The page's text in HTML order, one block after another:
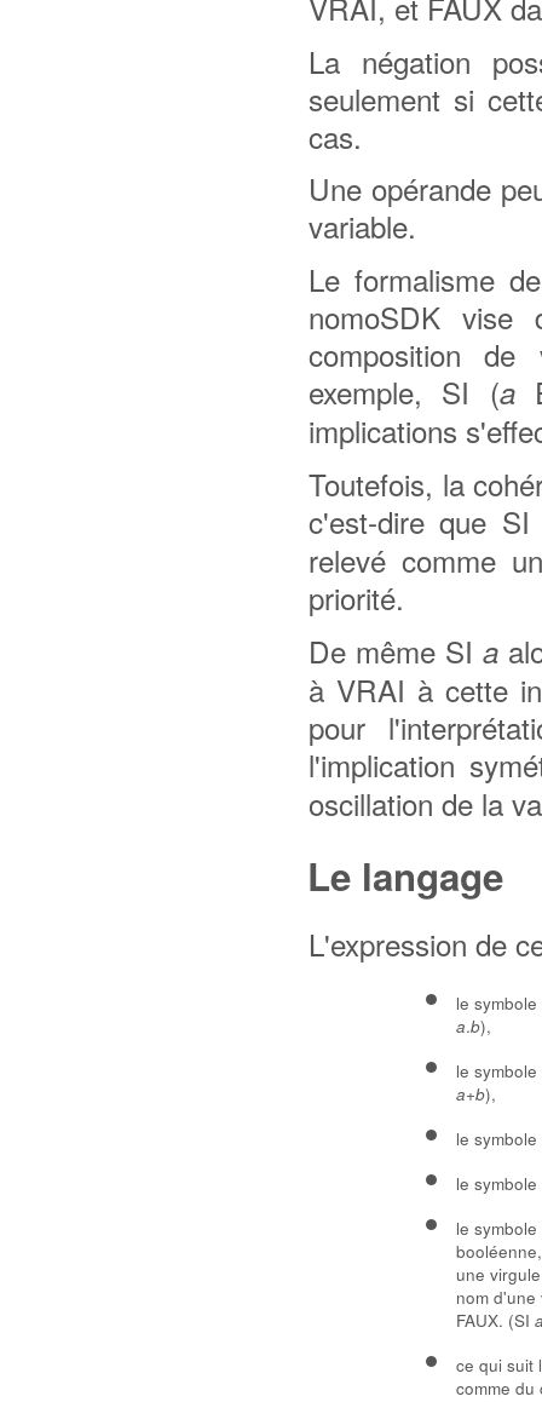
La négation
seulement si
cas.
Une opérande
variable.
Le formalisme
nomoSDK vise
composition
exemple, SI (a
implications
Toutefois, la
c'est-dire que
relevé comme
priorité.
De même SI a
à VRAI à cette
pour
l'implication
oscillation de la
Le langage
L'expression de
le
a.b),
le
a+b),
le
le
le
une
nom
FAUX. (SI
ce qui suit
comme du